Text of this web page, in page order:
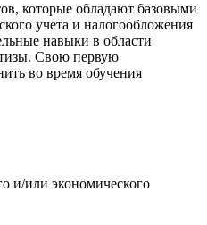
которые обладают базовыми
учета и налогообложения
навыки в области
Свою первую
во время обучения
и/или экономического